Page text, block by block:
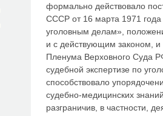
формально действовало
СССР от 16 марта 1971
уголовным делам»,
и с действующим законом,
Пленума Верховного Суда
судебной экспертизе по
способствовало
судебно-медицинских
разграничив, в частности,